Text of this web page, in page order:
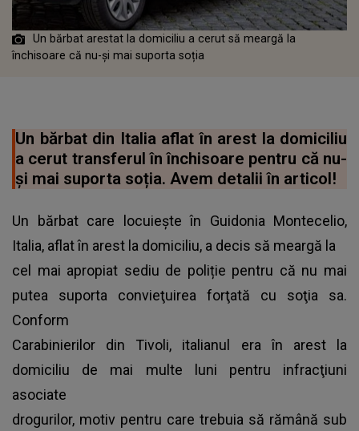
Un bărbat arestat la domiciliu a cerut să meargă la
închisoare că nu-și mai suporta soția
Un bărbat din Italia aflat în arest la domiciliu
a cerut transferul în închisoare pentru că nu-
și mai suporta soția. Avem detalii în articol!
Un bărbat care locuiește în Guidonia Montecelio,
Italia, aflat în arest la domiciliu, a decis să meargă la
cel mai apropiat sediu de poliție pentru că nu mai
putea suporta convieţuirea forţată cu soţia sa.
Conform
Carabinierilor din Tivoli, italianul era în arest la
domiciliu de mai multe luni pentru infracţiuni
asociate
drogurilor, motiv pentru care trebuia să rămână sub